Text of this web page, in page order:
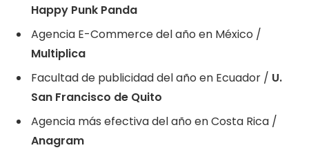
Happy Punk Panda
Agencia E-Commerce del año en México /
Multiplica
Facultad de publicidad del año en Ecuador / U.
San Francisco de Quito
Agencia más efectiva del año en Costa Rica /
Anagram